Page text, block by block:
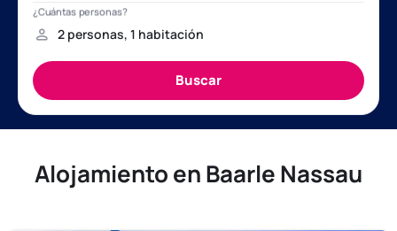
Alojamiento en Baarle Nassau